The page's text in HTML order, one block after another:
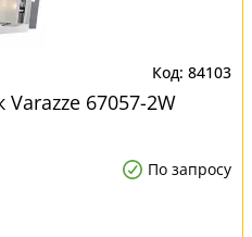
84103
67057-2W
По запросу